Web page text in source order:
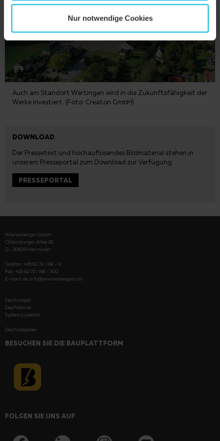
Nur notwendige Cookies
Auch am Standort Wertingen wird in die Zukunftsfähigkeit der
Werke investiert. (Foto: Creaton GmbH)
DOWNLOAD
Der Pressetext und hochauflösendes Bildmaterial stehen in
unserem Presseportal zum Download zur Verfügung.
PRESSEPORTAL
Wienerberger GmbH
Oldenburger Allee 26
D - 30659 Hannover
Telefon: +49 82 72 / 86 - 0
Fax: +49 82 72 / 86 - 500
E-mail: de.info@wienerberger.com
Dachziegel
Dachsteine
Systemzubehör
Dachratgeber
BESUCHEN SIE DIE BAUPLATTFORM
FOLGEN SIE UNS AUF